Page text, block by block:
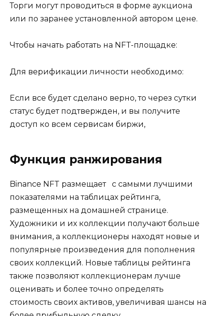
Торги могут проводиться в форме аукциона
или по заранее установленной автором цене.
Чтобы начать работать на NFT-площадке:
Для верификации личности необходимо:
Если все будет сделано верно, то через сутки
статус будет подтвержден, и вы получите
доступ ко всем сервисам биржи,
Функция ранжирования
Binance NFT размещает с самыми лучшими
показателями на таблицах рейтинга,
размещенных на домашней странице.
Художники и их коллекции получают больше
внимания, а коллекционеры находят новые и
популярные произведения для пополнения
своих коллекций. Новые таблицы рейтинга
также позволяют коллекционерам лучше
оценивать и более точно определять
стоимость своих активов, увеличивая шансы на